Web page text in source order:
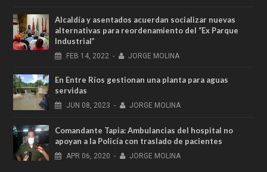
Alcaldía y asentados acuerdan socializar nuevas
alternativas para reordenamiento del “Ex Parque
Industrial”
FEB 14, 2022 - JORGE MOLINA
En Entre Ríos gestionan una planta para aguas
servidas
JUN 08, 2023 - JORGE MOLINA
Comandante Tapia: Ambulancias del hospital no
apoyan a la Policía con traslado de pacientes
APR 06, 2020 - JORGE MOLINA